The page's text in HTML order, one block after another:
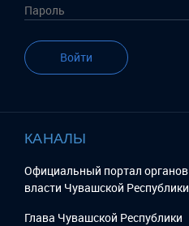
Войти
КАНАЛЫ
Официальный портал органов
власти Чувашской Республики
Глава Чувашской Республики